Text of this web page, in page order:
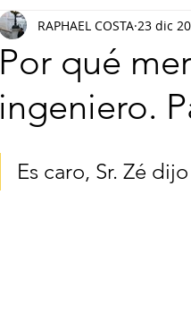
Gestión y madurez Actualidad
Por qué
ingeniero.
RAPHAEL COSTA 23 dic
Es caro, Sr. Zé